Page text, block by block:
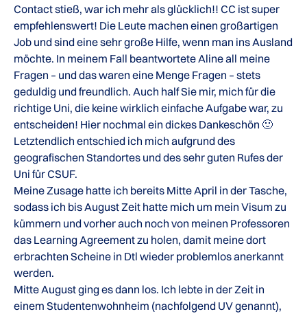
Contact stieß, war ich mehr als glücklich!! CC ist super
empfehlenswert! Die Leute machen einen großartigen
Job und sind eine sehr große Hilfe, wenn man ins Ausland
möchte. In meinem Fall beantwortete Aline all meine
Fragen – und das waren eine Menge Fragen – stets
geduldig und freundlich. Auch half Sie mir, mich für die
richtige Uni, die keine wirklich einfache Aufgabe war, zu
entscheiden! Hier nochmal ein dickes Dankeschön 🙂
Letztendlich entschied ich mich aufgrund des
geografischen Standortes und des sehr guten Rufes der
Uni für CSUF.
Meine Zusage hatte ich bereits Mitte April in der Tasche,
sodass ich bis August Zeit hatte mich um mein Visum zu
kümmern und vorher auch noch von meinen Professoren
das Learning Agreement zu holen, damit meine dort
erbrachten Scheine in Dtl wieder problemlos anerkannt
werden.
Mitte August ging es dann los. Ich lebte in der Zeit in
einem Studentenwohnheim (nachfolgend UV genannt),